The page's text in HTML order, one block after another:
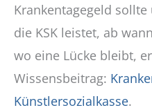
Krankentagegeld
die KSK leistet, ab
wo eine Lücke bleibt,
Wissensbeitrag:
Künstlersozialkasse.